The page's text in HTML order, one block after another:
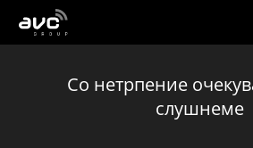
AVC
Cо нетрпение
слушнеме